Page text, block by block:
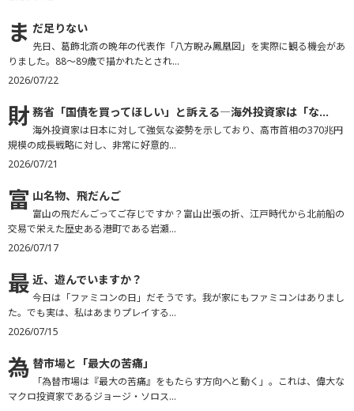
ま だ足りない
先日、葛飾北斎の晩年の代表作「八方睨み鳳凰図」を実際に観る機会があ
りました。88～89歳で描かれたとされ...
2026/07/22
財 務省「国債を買ってほしい」と訴える―海外投資家は「な...
海外投資家は日本に対して強気な姿勢を示しており、高市首相の370兆円
規模の成長戦略に対し、非常に好意的...
2026/07/21
富 山名物、飛だんご
富山の飛だんごってご存じですか？富山出張の折、江戸時代から北前船の
交易で栄えた歴史ある港町である岩瀬...
2026/07/17
最 近、遊んでいますか？
今日は「ファミコンの日」だそうです。我が家にもファミコンはありまし
た。でも実は、私はあまりプレイする...
2026/07/15
為 替市場と「最大の苦痛」
「為替市場は『最大の苦痛』をもたらす方向へと動く」。これは、偉大な
マクロ投資家であるジョージ・ソロス...